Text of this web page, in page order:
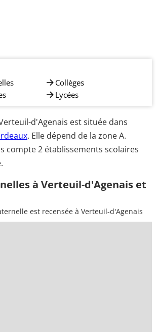
Collèges
Lycées
d'Agenais est située dans
. Elle dépend de la zone A.
compte 2 établissements scolaires
à Verteuil-d'Agenais et
est recensée à Verteuil-d'Agenais